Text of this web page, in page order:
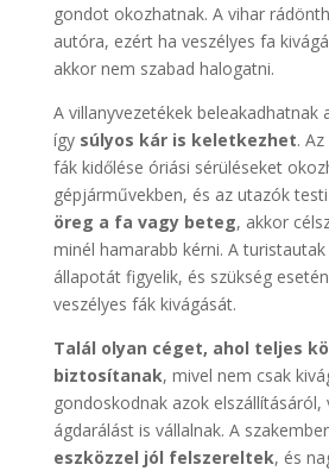
gondot okozhatnak. A vihar
autóra, ezért ha veszélyes fa
akkor nem szabad halogatni.
A villanyvezetékek beleakadhatnak
ígysúlyos kár is keletkezhet.
fák kidőlése óriási sérüléseket
gépjárművekben, és az utazók
öreg a fa vagy beteg, akkor
minél hamarabb kérni. A
állapotát figyelik, és szükség
veszélyes fák kivágását.
Talál olyan céget, ahol teljes
biztosítanak, mivel nem csak
gondoskodnak azok
ágdarálást is vállalnak. A
eszközzel jól felszereltek, és